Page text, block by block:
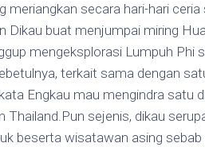
meriangkan secara hari-hari ceria
Dikau buat menjumpai miring
mengeksplorasi Lumpuh Phi
terkait sama dengan
Engkau mau mengindra satu
Thailand.Pun sejenis, dikau
beserta wisatawan asing